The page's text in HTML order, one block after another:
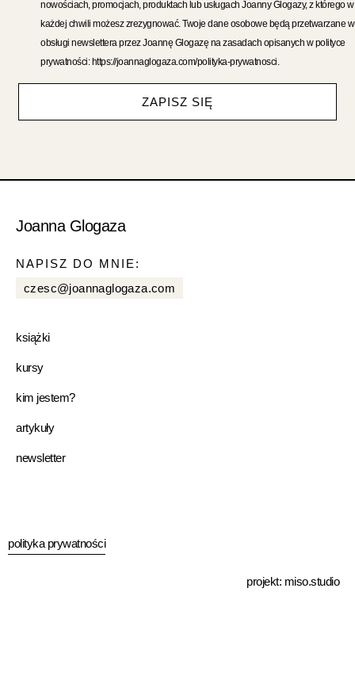
nowościach, promocjach, produktach lub usługach Joanny Glogazy, z którego w
każdej chwili możesz zrezygnować. Twoje dane osobowe będą przetwarzane
obsługi newslettera przez Joannę Glogazę na zasadach opisanych w polityce
prywatności: https://joannaglogaza.com/polityka-prywatnosci.
ZAPISZ SIĘ
Joanna Glogaza
NAPISZ DO MNIE:
czesc@joannaglogaza.com
książki
kursy
kim jestem?
artykuły
newsletter
polityka prywatności
projekt: miso.studio